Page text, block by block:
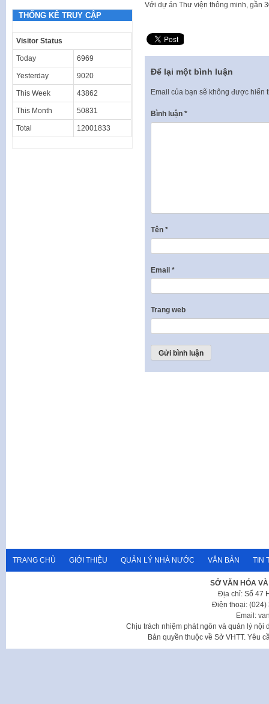
​Với dự án Thư viện thông minh, gần
Để lại một bình luận
Email của bạn sẽ không được hiển
Bình luận *
Tên *
Email *
Trang web
THỐNG KÊ TRUY CẬP
Visitor Status
Today 6969
Yesterday 9020
This Week 43862
This Month 50831
Total 12001833
TRANG CHỦ GIỚI THIỆU QUẢN LÝ NHÀ NƯỚC VĂN BẢN TIN
SỞ VĂN HÓA
Địa chỉ: Số 47
Điện thoại: (024)
Email:
Chịu trách nhiệm phát ngôn và quản lý nội
Bản quyền thuộc về Sở VHTT. Yêu